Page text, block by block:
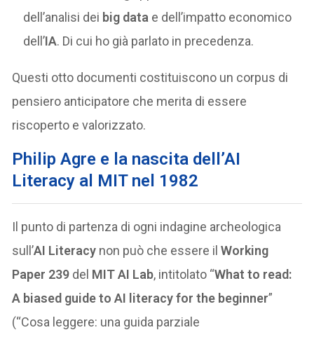
dell’analisi dei big data e dell’impatto economico
dell’IA. Di cui ho già parlato in precedenza.
Questi otto documenti costituiscono un corpus di
pensiero anticipatore che merita di essere
riscoperto e valorizzato.
Philip Agre e la nascita dell’AI
Literacy al MIT nel 1982
Il punto di partenza di ogni indagine archeologica
sull’AI Literacy non può che essere ilWorking
Paper 239 del MIT AI Lab, intitolato “What to read:
A biased guide to AI literacy for the beginner”
(“Cosa leggere: una guida parziale